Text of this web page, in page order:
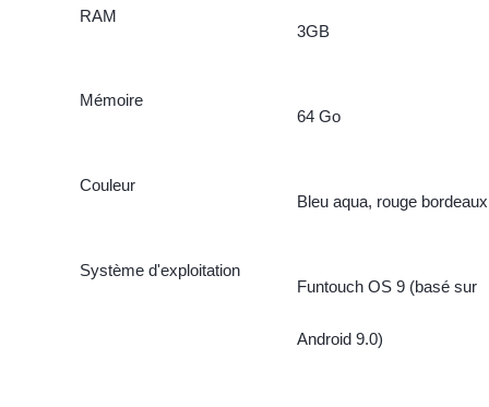
RAM
3GB
Mémoire
64 Go
Couleur
Bleu aqua, rouge
Système d'exploitation
Funtouch OS 9 (basé sur
Android 9.0)